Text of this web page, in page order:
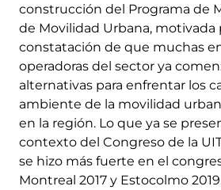
construcción del Programa de
de Movilidad Urbana, motivada
constatación de que muchas
operadoras del sector ya
alternativas para enfrentar los
ambiente de la movilidad
en la región. Lo que ya se
contexto del Congreso de la
se hizo más fuerte en el
Montreal 2017 y Estocolmo